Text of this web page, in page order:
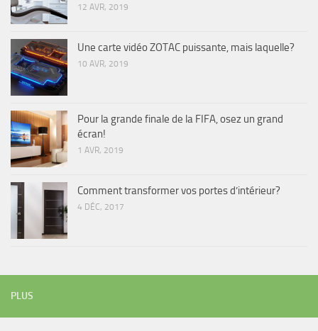
12 AVR, 2019
Une carte vidéo ZOTAC puissante, mais laquelle?
10 AVR, 2019
Pour la grande finale de la FIFA, osez un grand
écran!
1 AVR, 2019
Comment transformer vos portes d’intérieur?
4 DÉC, 2017
PLUS